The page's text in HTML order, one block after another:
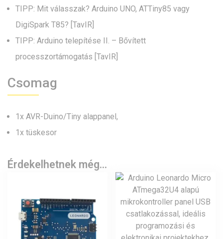
TIPP: Mit válasszak? Arduino UNO, ATTiny85 vagy
DigiSpark T85? [TavIR]
TIPP: Arduino telepítése II. – Bővített
processzortámogatás [TavIR]
Csomag
1x AVR-Duino/Tiny alappanel,
1x tüskesor
Érdekelhetnek még…